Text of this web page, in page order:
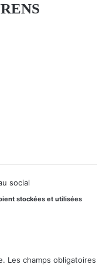
social
stockées et utilisées
Les champs obligatoires